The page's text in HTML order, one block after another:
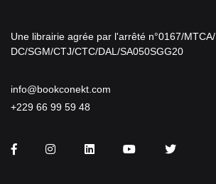
Une librairie agrée par l'arrêté n°0167/MTCA/
DC/SGM/CTJ/CTC/DAL/SA050SGG20
info@bookconekt.com
+229 66 99 59 48
FacebookInstagramLinkedInYou TubeTwitter